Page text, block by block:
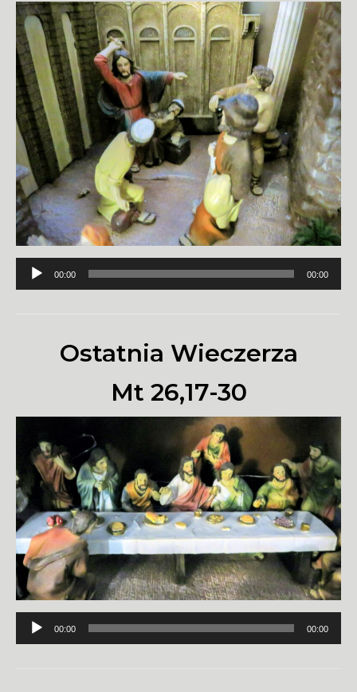
Odtwarzacz
plików
00:00 00:00
Ostatnia Wieczerza
Mt 26,17-30
Odtwarzacz
plików
00:00 00:00